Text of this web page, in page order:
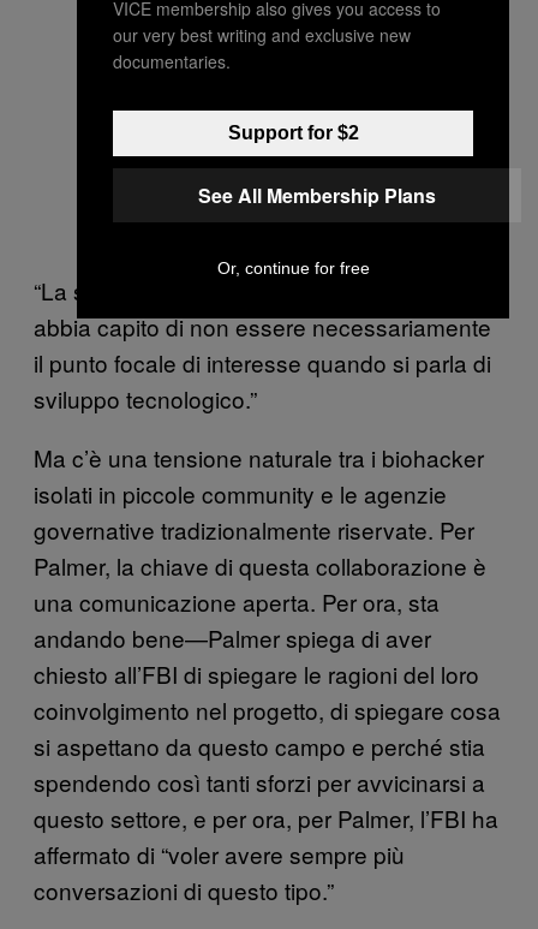
“La sensazione generale è che il governo
abbia capito di non essere necessariamente
il punto focale di interesse quando si parla di
sviluppo tecnologico.”
Ma c’è una tensione naturale tra i biohacker
isolati in piccole community e le agenzie
governative tradizionalmente riservate. Per
Palmer, la chiave di questa collaborazione è
una comunicazione aperta. Per ora, sta
andando bene—Palmer spiega di aver
chiesto all’FBI di spiegare le ragioni del loro
coinvolgimento nel progetto, di spiegare cosa
si aspettano da questo campo e perché stia
spendendo così tanti sforzi per avvicinarsi a
questo settore, e per ora, per Palmer, l’FBI ha
affermato di “voler avere sempre più
conversazioni di questo tipo.”
VICE membership also gives you access to
our very best writing and exclusive new
documentaries.
Support for $2
See All Membership Plans
Or, continue for free